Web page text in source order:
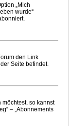
„Mich
wurde“
den Link
Seite befindet.
so kannst
– „Abonnements